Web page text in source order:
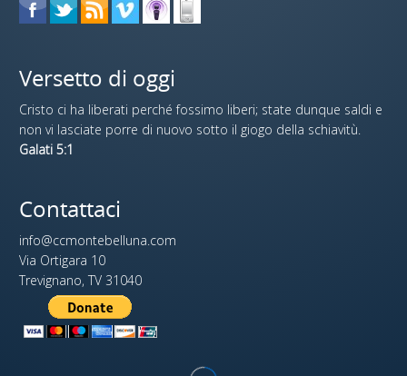
Versetto di oggi
Cristo ci ha liberati perché fossimo liberi; state dunque saldi e
non vi lasciate porre di nuovo sotto il giogo della schiavitù.
Galati 5:1
Contattaci
info@ccmontebelluna.com
Via Ortigara 10
Trevignano, TV 31040